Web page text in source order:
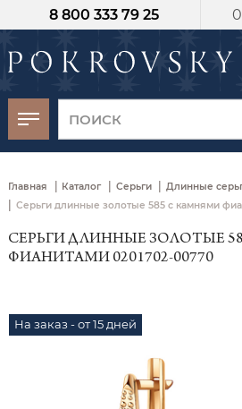
8 800 333 79 25
Главная | Каталог | Серьги | Длинные
| Серьги длинные золотые 585 с камнями
СЕРЬГИ ДЛИННЫЕ ЗОЛОТЫЕ
ФИАНИТАМИ 0201702-00770
На заказ - от 15 дней
-30%
от 15 дней с
момента оплаты